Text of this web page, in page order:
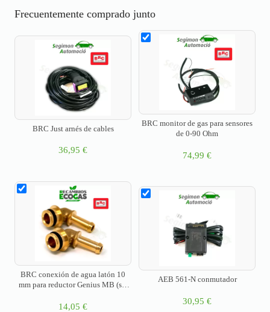
Frecuentemente comprado junto
BRC Just arnés de cables
36,95 €
BRC monitor de gas para sensores
de 0-90 Ohm
74,99 €
BRC conexión de agua latón 10
mm para reductor Genius MB (set
14,05 €
AEB 561-N conmutador
30,95 €